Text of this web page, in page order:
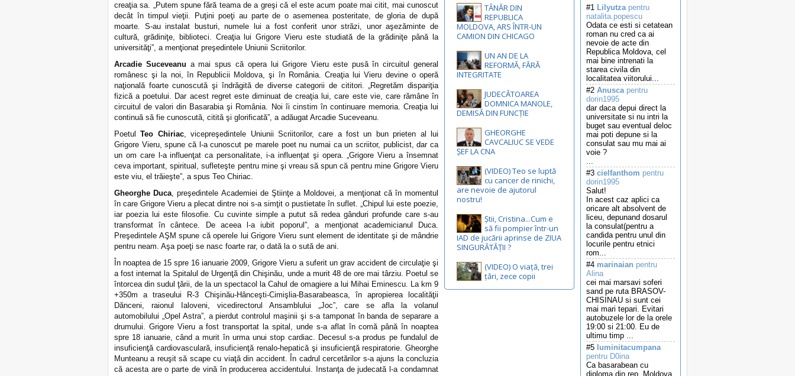
creaţia sa. „Putem spune fără teama de a greşi că el este acum poate mai citit, mai cunoscut
decât în timpul vieţii. Puţini poeţi au parte de o asemenea posteritate, de gloria de după
moarte. S-au instalat busturi, numele lui a fost conferit unor străzi, unor aşezăminte de
cultură, grădiniţe, biblioteci. Creaţia lui Grigore Vieru este studiată de la grădiniţe până la
universităţi”, a menţionat preşedintele Uniunii Scriitorilor.
Arcadie Suceveanu a mai spus că opera lui Grigore Vieru este pusă în circuitul general
românesc şi la noi, în Republicii Moldova, şi în România. Creaţia lui Vieru devine o operă
naţională foarte cunoscută şi îndrăgită de diverse categorii de cititori. „Regretăm dispariţia
fizică a poetului. Dar acest regret este diminuat de creaţia lui, care este vie, care rămâne în
circuitul de valori din Basarabia şi România. Noi îi cinstim în continuare memoria. Creaţia lui
continuă să fie cunoscută, citită şi glorificată”, a adăugat Arcadie Suceveanu.
PoetulTeo Chiriac, vicepreşedintele Uniunii Scriitorilor, care a fost un bun prieten al lui
Grigore Vieru, spune că l-a cunoscut pe marele poet nu numai ca un scriitor, publicist, dar ca
un om care l-a influenţat ca personalitate, i-a influenţat şi opera. „Grigore Vieru a însemnat
ceva important, spiritual, sufleteşte pentru mine şi vreau să spun că pentru mine Grigore Vieru
este viu, el trăieşte”, a spus Teo Chiriac.
Gheorghe Duca, preşedintele Academiei de Ştiinţe a Moldovei, a menţionat că în momentul
în care Grigore Vieru a plecat dintre noi s-a simţit o pustietate în suflet. „Chipul lui este poezie,
iar poezia lui este filosofie. Cu cuvinte simple a putut să redea gânduri profunde care s-au
transformat în cântece. De aceea l-a iubit poporul”, a menţionat academicianul Duca.
Preşedintele AŞM spune că operele lui Grigore Vieru sunt element de identitate şi de mândrie
pentru neam. Aşa poeţi se nasc foarte rar, o dată la o sută de ani.
În noaptea de 15 spre 16 ianuarie 2009, Grigore Vieru a suferit un grav accident de circulaţie şi
a fost internat la Spitalul de Urgenţă din Chişinău, unde a murit 48 de ore mai târziu. Poetul se
întorcea din sudul ţării, de la un spectacol la Cahul de omagiere a lui Mihai Eminescu. La km 9
+350m a traseului R-3 Chişinău-Hânceşti-Cimişlia-Basarabeasca, în apropierea localităţii
Dănceni, raionul Ialoveni, vicedirectorul Ansamblului „Joc”, care se afla la volanul
automobilului „Opel Astra”, a pierdut controlul maşinii şi s-a tamponat în banda de separare a
drumului. Grigore Vieru a fost transportat la spital, unde s-a aflat în comă până în noaptea
spre 18 ianuarie, când a murit în urma unui stop cardiac. Decesul s-a produs pe fundalul de
insuficienţă cardiovasculară, insuficienţă renalo-hepatică şi insuficienţă respiratorie. Gheorghe
Munteanu a reuşit să scape cu viaţă din accident. În cadrul cercetărilor s-a ajuns la concluzia
că acesta are o parte de vină în producerea accidentului. Instanţa de judecată l-a condamnat
#1 Lilyutzapentru
natalita.popescu
Odata ce esti si cetatean
roman nu cred ca ai
nevoie de acte din
Republica Moldova, cel
mai bine intrenati la
starea civila din
localitatea viitorului...
#2 Anuscapentru
dorin1995
dar daca depui direct la
universitate si nu intri la
buget sau eventual deloc
mai poti depune si la
consulat sau mu mai ai
voie ?
...
#3 cielfanthom pentru
dorin1995
Salut!
In acest caz aplici ca
oricare alt absolvent de
liceu, depunand dosarul
la consulat(pentru a
candida pentru unul din
locurile pentru etnici
rom...
#4 marinaian pentru
Alina
cei mai marsavi soferi
sand pe ruta BRASOV-
CHISINAU si sunt cei
mai mari tepari. Evitari
autobuzele lor de la orele
19:00 si 21:00. Eu de
ultimu timp ...
#5 luminitacumpana
pentru D0ina
Ca basarabean cu
diploma din rep. Moldova
TÂNĂR DIN
REPUBLICA
MOLDOVA, ARS ÎNTR-UN
CAMION DIN CHICAGO
UN AN DE LA
REFORMĂ, FĂRĂ
INTEGRITATE
JUDECĂTOAREA
DOMNICA MANOLE,
DEMISĂ DIN FUNCȚIE
GHEORGHE
CAVCALIUC SE VEDE
ȘEF LA CNA
(VIDEO) Teo se luptă
cu cancer de rinichi,
are nevoie de ajutorul
nostru!
Știi, Cristina...Cum e
să fii pompier într-un
IAD de jucării aprinse de ZIUA
SINGURĂTĂȚII ?
(VIDEO) O viață, trei
țări, zece copii